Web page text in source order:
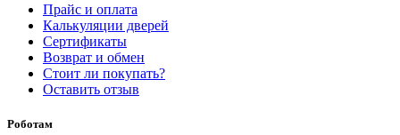
Прайс и оплата
Калькуляции дверей
Сертификаты
Возврат и обмен
Стоит ли покупать?
Оставить отзыв
Роботам